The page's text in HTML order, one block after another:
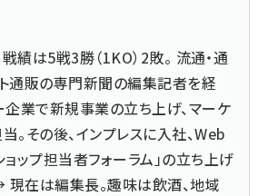
績は5戦3勝（1KO）2敗。 流通・通
ト通販の専門新聞の編集記者を経
企業で新規事業の立ち上げ、マーケ
。その後、インプレスに入社、Web
ョップ担当者フォーラム」の立ち上げ
現在は編集長。趣味は飲酒、地域